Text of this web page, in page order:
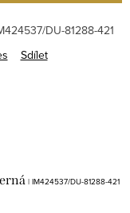
DU-81288-421
Sdílet
| IM424537/DU-81288-421